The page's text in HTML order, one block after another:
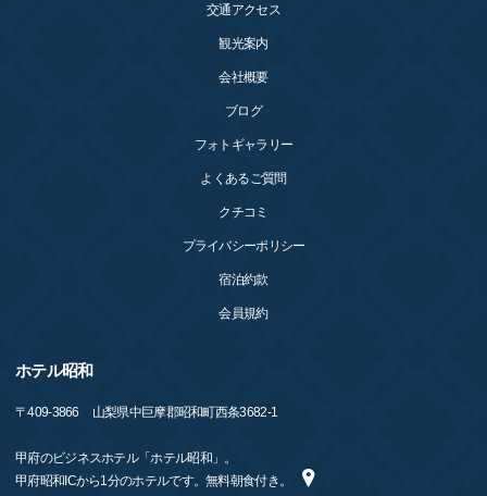
交通アクセス
観光案内
会社概要
ブログ
フォトギャラリー
よくあるご質問
クチコミ
プライバシーポリシー
宿泊約款
会員規約
ホテル昭和
〒409-3866 山梨県中巨摩郡昭和町西条3682-1
甲府のビジネスホテル「ホテル昭和」。
甲府昭和ICから1分のホテルです。無料朝食付き。